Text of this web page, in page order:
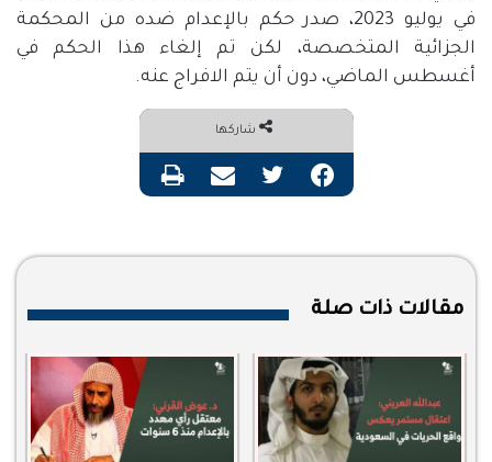
في يوليو
، صدر حكم بالإعدام ضده من المحكمة
الجزائية المتخصصة، لكن تم إلغاء هذا الحكم في
أغسطس الماضي، دون أن يتم الافراج عنه.
شاركها
فيسبوك تويتر مشاركة عبر البريد طباعة
مقالات ذات صلة